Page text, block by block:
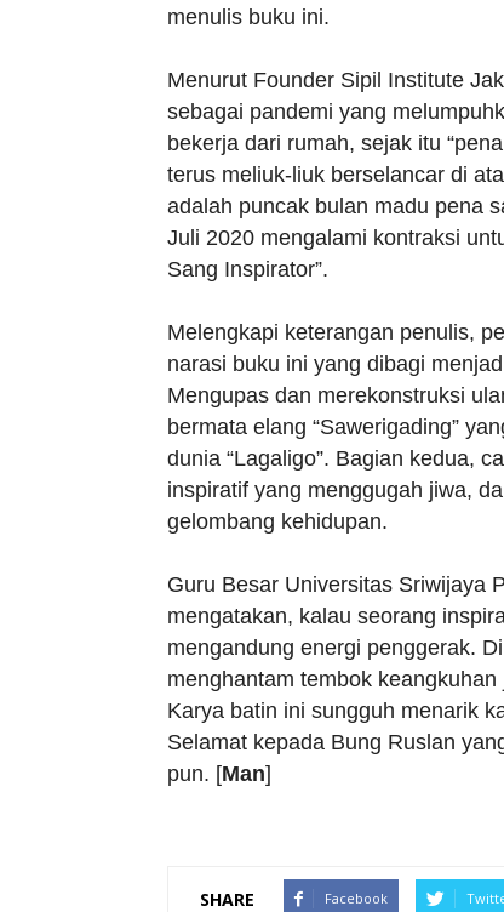
menulis buku ini.
Menurut Founder Sipil Institute
sebagai pandemi yang
bekerja dari rumah, sejak itu
terus meliuk-liuk berselancar di
adalah puncak bulan madu pena
Juli 2020 mengalami kontraksi
Sang Inspirator”.
Melengkapi keterangan penulis,
narasi buku ini yang dibagi
Mengupas dan merekonstruksi
bermata elang “Sawerigading”
dunia “Lagaligo”. Bagian kedua,
inspiratif yang menggugah jiwa,
gelombang kehidupan.
Guru Besar Universitas Sriwijaya
mengatakan, kalau seorang
mengandung energi penggerak.
menghantam tembok
Karya batin ini sungguh menarik
Selamat kepada Bung Ruslan
pun. [Man]
SHARE Facebook